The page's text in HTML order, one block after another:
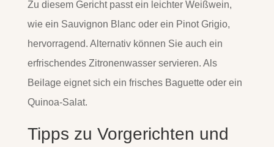
Zu diesem Gericht passt ein leichter Weißwein,
wie ein Sauvignon Blanc oder ein Pinot Grigio,
hervorragend. Alternativ können Sie auch ein
erfrischendes Zitronenwasser servieren. Als
Beilage eignet sich ein frisches Baguette oder ein
Quinoa-Salat.
Tipps zu Vorgerichten und